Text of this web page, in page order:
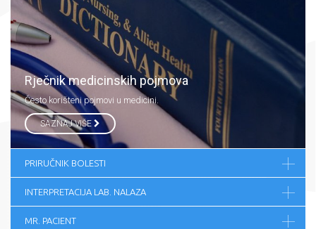
Rječnik medicinskih pojmova
Često korišteni pojmovi u medicini.
SAZNAJ VIŠE
PRIRUČNIK BOLESTI
INTERPRETACIJA LAB. NALAZA
MR. PACIENT